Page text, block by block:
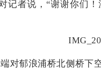
记者说，“谢谢你们
对郁浪浦桥北侧桥下